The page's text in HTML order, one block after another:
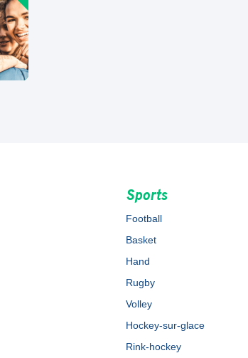
Sports
Football
Basket
Hand
Rugby
Volley
Hockey-sur-glace
Rink-hockey